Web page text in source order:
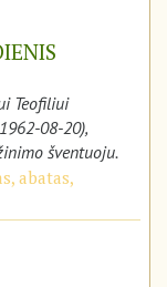
Teofiliui
08-20),
šventuoju.
abatas,